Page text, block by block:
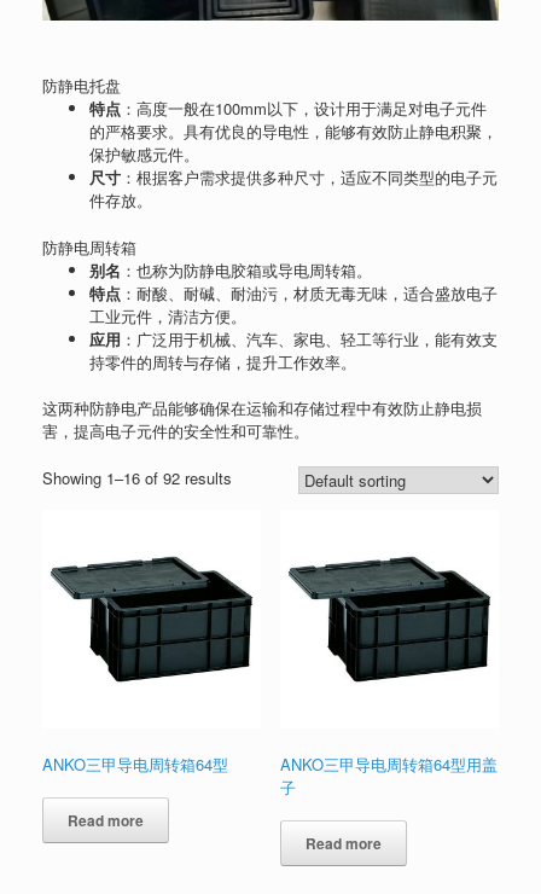
防静电托盘
特点 ：高度一般在100mm以下，设计用于满足对电子元件
的严格要求。具有优良的导电性，能够有效防止静电积聚，
保护敏感元件。
尺寸 ：根据客户需求提供多种尺寸，适应不同类型的电子元
件存放。
防静电周转箱
别名 ：也称为防静电胶箱或导电周转箱。
特点 ：耐酸、耐碱、耐油污，材质无毒无味，适合盛放电子
工业元件，清洁方便。
应用 ：广泛用于机械、汽车、家电、轻工等行业，能有效支
持零件的周转与存储，提升工作效率。
这两种防静电产品能够确保在运输和存储过程中有效防止静电损
害，提高电子元件的安全性和可靠性。
Showing 1–16 of 92 results
ANKO三甲导电周转箱64型
Read more
ANKO三甲导电周转箱64型用盖
子
Read more